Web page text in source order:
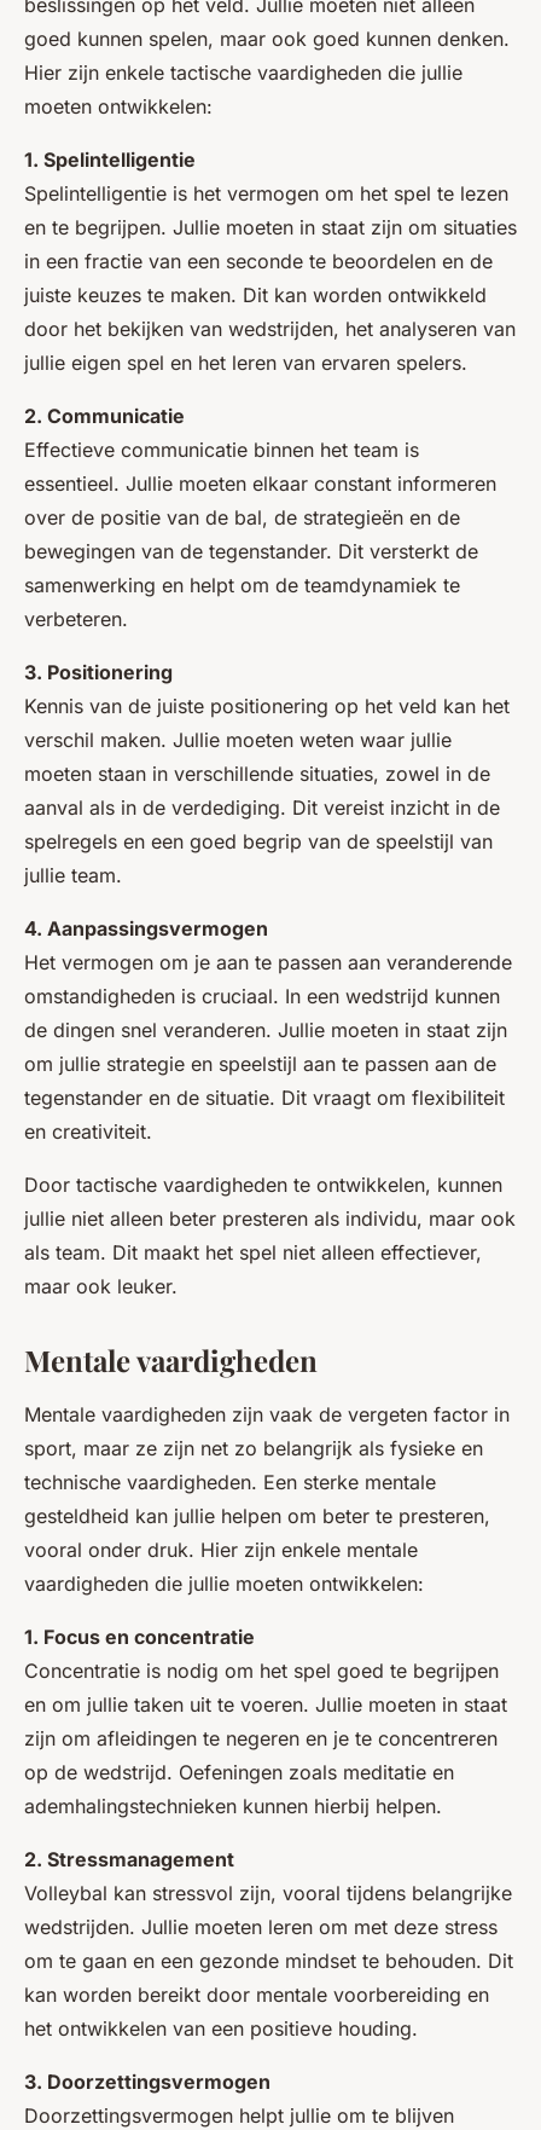
beslissingen op het veld. Jullie moeten niet alleen
goed kunnen spelen, maar ook goed kunnen denken.
Hier zijn enkele tactische vaardigheden die jullie
moeten ontwikkelen:
1. Spelintelligentie
Spelintelligentie is het vermogen om het spel te lezen
en te begrijpen. Jullie moeten in staat zijn om situaties
in een fractie van een seconde te beoordelen en de
juiste keuzes te maken. Dit kan worden ontwikkeld
door het bekijken van wedstrijden, het analyseren van
jullie eigen spel en het leren van ervaren spelers.
2. Communicatie
Effectieve communicatie binnen het team is
essentieel. Jullie moeten elkaar constant informeren
over de positie van de bal, de strategieën en de
bewegingen van de tegenstander. Dit versterkt de
samenwerking en helpt om de teamdynamiek te
verbeteren.
3. Positionering
Kennis van de juiste positionering op het veld kan het
verschil maken. Jullie moeten weten waar jullie
moeten staan in verschillende situaties, zowel in de
aanval als in de verdediging. Dit vereist inzicht in de
spelregels en een goed begrip van de speelstijl van
jullie team.
4. Aanpassingsvermogen
Het vermogen om je aan te passen aan veranderende
omstandigheden is cruciaal. In een wedstrijd kunnen
de dingen snel veranderen. Jullie moeten in staat zijn
om jullie strategie en speelstijl aan te passen aan de
tegenstander en de situatie. Dit vraagt om flexibiliteit
en creativiteit.
Door tactische vaardigheden te ontwikkelen, kunnen
jullie niet alleen beter presteren als individu, maar ook
als team. Dit maakt het spel niet alleen effectiever,
maar ook leuker.
Mentale vaardigheden
Mentale vaardigheden zijn vaak de vergeten factor in
sport, maar ze zijn net zo belangrijk als fysieke en
technische vaardigheden. Een sterke mentale
gesteldheid kan jullie helpen om beter te presteren,
vooral onder druk. Hier zijn enkele mentale
vaardigheden die jullie moeten ontwikkelen:
1. Focus en concentratie
Concentratie is nodig om het spel goed te begrijpen
en om jullie taken uit te voeren. Jullie moeten in staat
zijn om afleidingen te negeren en je te concentreren
op de wedstrijd. Oefeningen zoals meditatie en
ademhalingstechnieken kunnen hierbij helpen.
2. Stressmanagement
Volleybal kan stressvol zijn, vooral tijdens belangrijke
wedstrijden. Jullie moeten leren om met deze stress
om te gaan en een gezonde mindset te behouden. Dit
kan worden bereikt door mentale voorbereiding en
het ontwikkelen van een positieve houding.
3. Doorzettingsvermogen
Doorzettingsvermogen helpt jullie om te blijven